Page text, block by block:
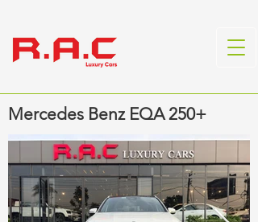
Mercedes Benz EQA 250+